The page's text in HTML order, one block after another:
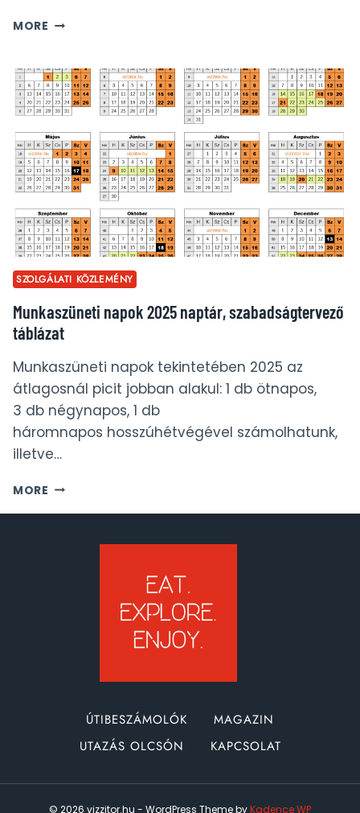
MORE MUNKASZÜNETI
NAPTÁR,
SZABADSÁGTERVEZŐ
TÁBLÁZAT
SZOLGÁLATI KÖZLEMÉNY
Munkaszüneti napok 2025 naptár, szabadságtervező
táblázat
Munkaszüneti napok tekintetében 2025 az
átlagosnál picit jobban alakul: 1 db ötnapos,
3 db négynapos, 1 db
háromnapos hosszúhétvégével számolhatunk,
illetve…
MORE MUNKASZÜNETI
ÚTIBESZÁMOLÓK
MAGAZIN
UTAZÁS OLCSÓN
KAPCSOLAT
© 2026 vizzitor.hu - WordPress Theme byKadence WP